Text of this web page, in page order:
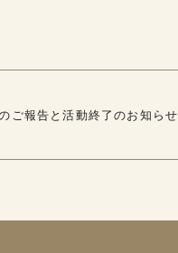
ご報告と活動終了のお知らせ